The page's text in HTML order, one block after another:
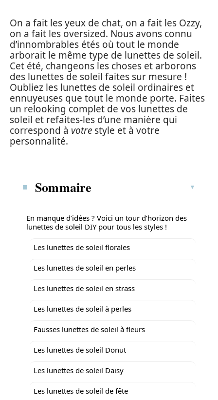
On a fait les yeux de chat, on a fait les Ozzy,
on a fait les oversized. Nous avons connu
d’innombrables étés où tout le monde
arborait le même type de lunettes de soleil.
Cet été, changeons les choses et arborons
des lunettes de soleil faites sur mesure !
Oubliez les lunettes de soleil ordinaires et
ennuyeuses que tout le monde porte. Faites
un relooking complet de vos lunettes de
soleil et refaites-les d’une manière qui
correspond à votre style et à votre
personnalité.
Sommaire
En manque d’idées ? Voici un tour d’horizon des
lunettes de soleil DIY pour tous les styles !
Les lunettes de soleil florales
Les lunettes de soleil en perles
Les lunettes de soleil en strass
Les lunettes de soleil à perles
Fausses lunettes de soleil à fleurs
Les lunettes de soleil Donut
Les lunettes de soleil Daisy
Les lunettes de soleil de fête